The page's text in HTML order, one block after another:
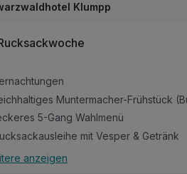
Klumpp
5-Gang Wahlmenü
mit Vesper & Getränk
anzeigen